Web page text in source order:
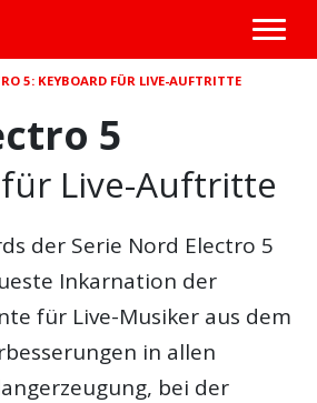
5: KEYBOARD FÜR LIVE-AUFTRITTE
5
Live-Auftritte
der Serie Nord Electro 5
Inkarnation der
für Live-Musiker aus dem
in allen
bei der